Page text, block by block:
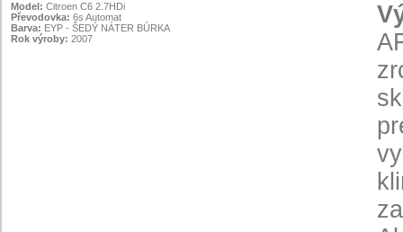
Model: Citroen C6 2.7HDi
Převodovka: 6s Automat
Barva: EYP - ŠEDÝ NÁTER BÚRKA
Rok výroby: 2007